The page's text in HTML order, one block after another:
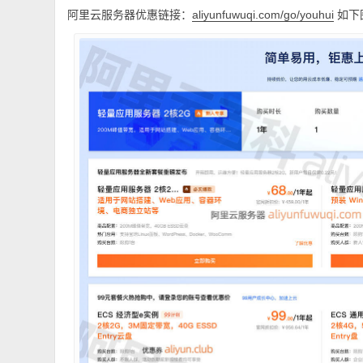
阿里云服务器优惠链接：aliyunfuwuqi.com/go/youhui 如下